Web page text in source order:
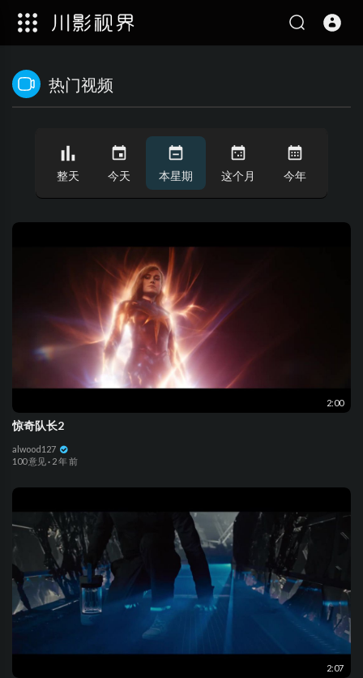
热门视频
整天 今天 本星期 这个月 今年
2:00
惊奇队长2
alwood127
100 意见· 2 年 前
2:07